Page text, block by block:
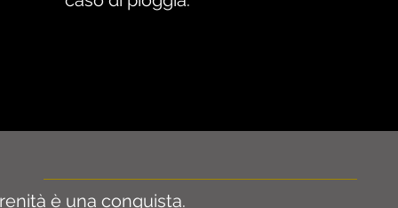
è una conquista.